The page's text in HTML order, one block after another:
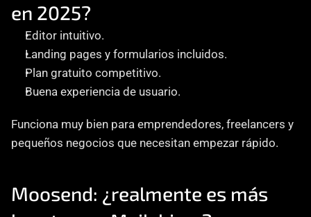
en 2025?
Editor intuitivo.
Landing pages y formularios incluidos.
Plan gratuito competitivo.
Buena experiencia de usuario.
Funciona muy bien para emprendedores, freelancers y
pequeños negocios que necesitan empezar rápido.
Moosend: ¿realmente es más